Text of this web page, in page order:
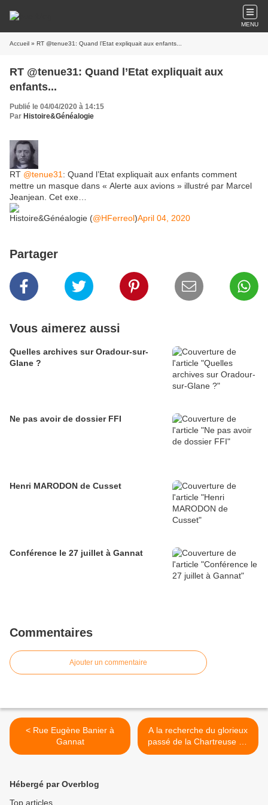
MENU
Accueil » RT @tenue31: Quand l’Etat expliquait aux enfants...
RT @tenue31: Quand l’Etat expliquait aux
enfants...
Publié le 04/04/2020 à 14:15
Par Histoire&Généalogie
RT @tenue31 : Quand l’Etat expliquait aux enfants comment
mettre un masque dans « Alerte aux avions » illustré par Marcel
Jeanjean. Cet exe…
Histoire&Généalogie (@HFerreol)April 04, 2020
Partager
Vous aimerez aussi
Quelles archives sur Oradour-sur-
Glane ?
Ne pas avoir de dossier FFI
Henri MARODON de Cusset
Conférence le 27 juillet à Gannat
Commentaires
Ajouter un commentaire
< Rue Eugène Banier à
Gannat
A la recherche du glorieux
passé de la Chartreuse de
Bonnefoy… >
Hébergé par Overblog
Top articles